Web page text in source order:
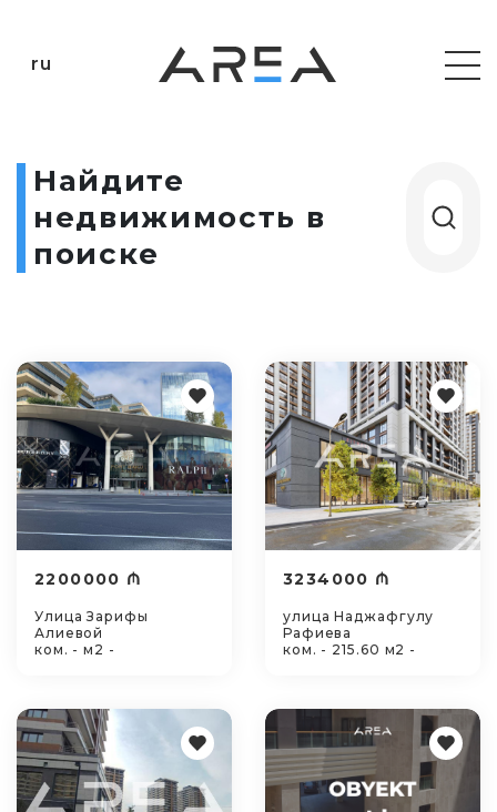
ru
Найдите
недвижимость в
поиске
2200000 ₼
Улица Зарифы
Алиевой
ком. - м2 -
3234000 ₼
улица Наджафгулу
Рафиева
ком. - 215.60 м2 -